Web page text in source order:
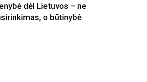
dėl Lietuvos – ne
o būtinybė